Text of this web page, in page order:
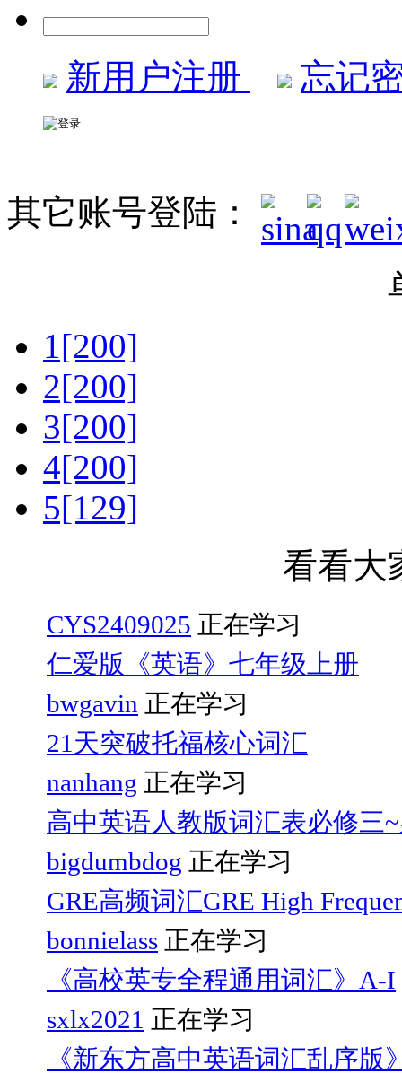
新用户注册 忘记
其它账号登陆：
1[200]
2[200]
3[200]
4[200]
5[129]
看看大
CYS2409025 正在学习
仁爱版《英语》七年级上册
bwgavin 正在学习
21天突破托福核心词汇
nanhang 正在学习
高中英语人教版词汇表必修三
bigdumbdog 正在学习
GRE高频词汇GRE High
bonnielass 正在学习
《高校英专全程通用词汇》A-I
sxlx2021 正在学习
《新东方高中英语词汇乱序版